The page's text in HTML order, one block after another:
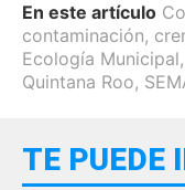
En este artículo
contaminación,
Ecología Municipal,
Quintana Roo,
TE PUEDE